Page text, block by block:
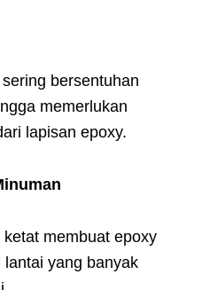
bersentuhan
memerlukan
lapisan epoxy.
membuat epoxy
yang banyak